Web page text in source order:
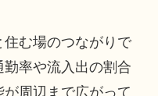
む場のつながりで
率や流入出の割合
周辺まで広がって